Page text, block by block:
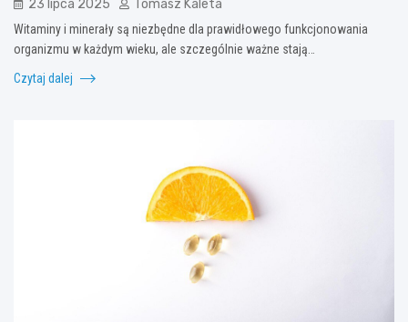
23 lipca 2025 Tomasz Kaleta
Witaminy i minerały są niezbędne dla prawidłowego funkcjonowania
organizmu w każdym wieku, ale szczególnie ważne stają…
Czytaj dalej